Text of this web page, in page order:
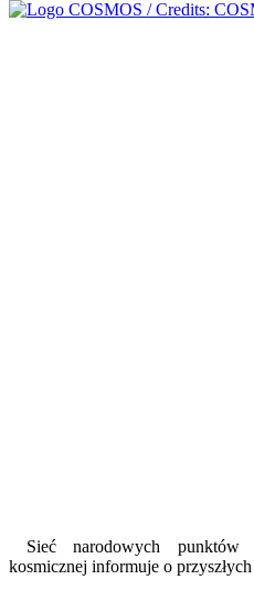
Sieć narodowych punktów
kosmicznej informuje o